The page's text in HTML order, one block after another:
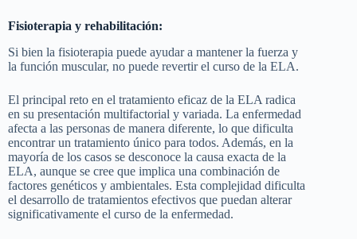
Fisioterapia y rehabilitación:
Si bien la fisioterapia puede ayudar a mantener la fuerza y
la función muscular, no puede revertir el curso de la ELA.
El principal reto en el tratamiento eficaz de la ELA radica
en su presentación multifactorial y variada. La enfermedad
afecta a las personas de manera diferente, lo que dificulta
encontrar un tratamiento único para todos. Además, en la
mayoría de los casos se desconoce la causa exacta de la
ELA, aunque se cree que implica una combinación de
factores genéticos y ambientales. Esta complejidad dificulta
el desarrollo de tratamientos efectivos que puedan alterar
significativamente el curso de la enfermedad.